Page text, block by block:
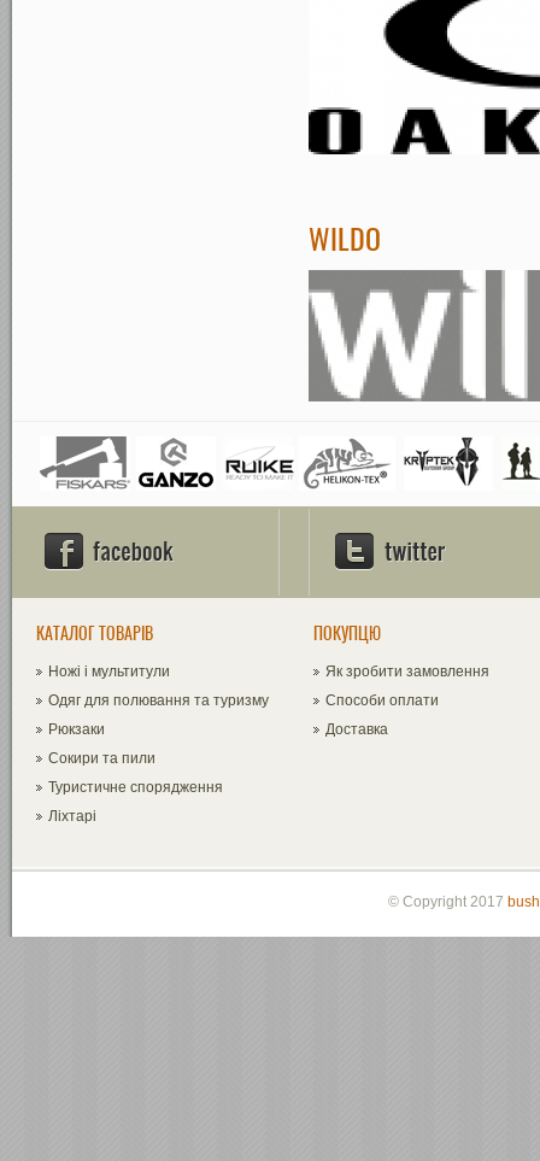
WILDO
КАТАЛОГ ТОВАРІВ
Ножі і мультитули
Одяг для полювання та туризму
Рюкзаки
Сокири та пили
Туристичне спорядження
Ліхтарі
ПОКУПЦЮ
Як зробити замовлення
Способи оплати
Доставка
© Copyright 2017